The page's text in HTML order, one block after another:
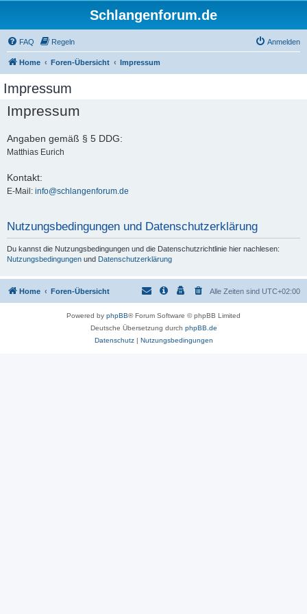
Schlangenforum.de
FAQ Regeln Anmelden
Home Foren-Übersicht Impressum
Impressum
Impressum
Angaben gemäß § 5 DDG:
Matthias Eurich
Kontakt:
E-Mail: info@schlangenforum.de
Nutzungsbedingungen und Datenschutzerklärung
Du kannst die Nutzungsbedingungen und die Datenschutzrichtlinie hier nachlesen:
Nutzungsbedingungen und Datenschutzerklärung
Home Foren-Übersicht Alle Zeiten sind UTC+02:00
Powered by phpBB® Forum Software © phpBB Limited
Deutsche Übersetzung durch phpBB.de
Datenschutz| Nutzungsbedingungen